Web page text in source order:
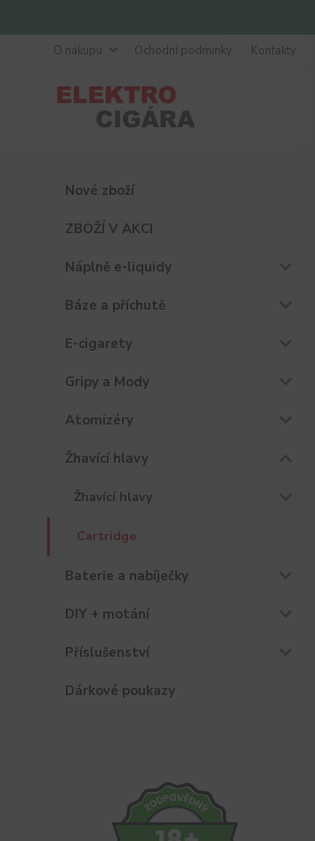
O nákupu Ochodní podmínky Kontakty
Nové zboží
ZBOŽÍ V AKCI
Náplně e-liquidy
Báze a příchutě
E-cigarety
Gripy a Mody
Atomizéry
Žhavící hlavy
Žhavící hlavy
Cartridge
Baterie a nabíječky
DIY + motání
Příslušenství
Dárkové poukazy